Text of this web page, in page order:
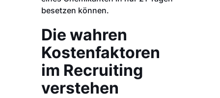
besetzen können.
Die wahren
Kostenfaktoren
im Recruiting
verstehen